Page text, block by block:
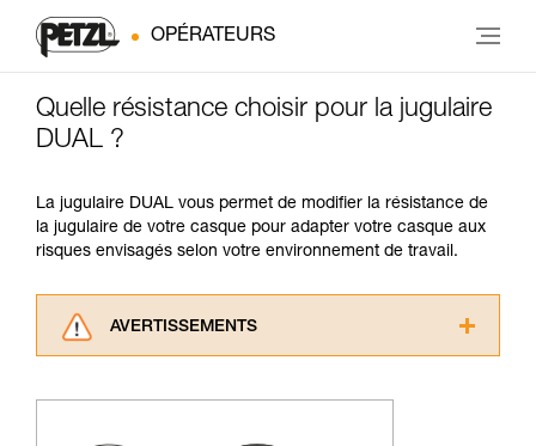
OPÉRATEURS
Quelle résistance choisir pour la jugulaire
DUAL ?
La jugulaire DUAL vous permet de modifier la résistance de
la jugulaire de votre casque pour adapter votre casque aux
risques envisagés selon votre environnement de travail.
AVERTISSEMENTS